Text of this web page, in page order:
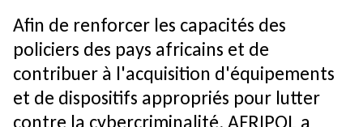
Afin de renforcer les capacités des
policiers des pays africains et de
contribuer à l'acquisition d'équipements
et de dispositifs appropriés pour lutter
contre la cybercriminalité, AFRIPOL a